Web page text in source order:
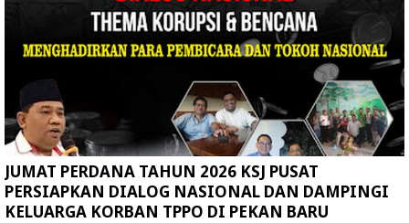
JUMAT PERDANA TAHUN 2026 KSJ PUSAT
PERSIAPKAN DIALOG NASIONAL DAN DAMPINGI
KELUARGA KORBAN TPPO DI PEKAN BARU